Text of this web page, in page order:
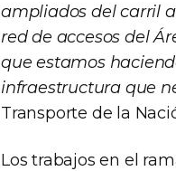
ampliados del carril
red de accesos del
que estamos
infraestructura que
Transporte de la
Los trabajos en el